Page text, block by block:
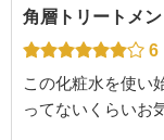
角層トリートメ
6
この化粧水を使い
ってないくらいお